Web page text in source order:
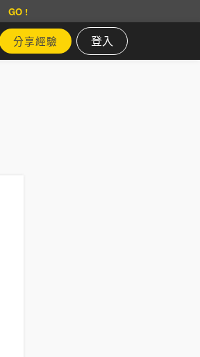
GO !
分享經驗 登入